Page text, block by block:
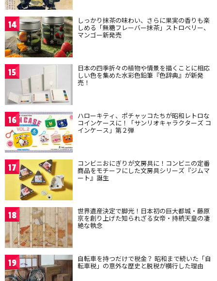
14 しっかり抹茶の味わい、さらに果実の香りも楽
しめる「無糖フレーバー抹茶」ストロベリー、
マンゴー新発売
15 日本の四季折々の植物や情景を描くことに相応
しい色を集めた水彩色鉛筆『色辞典』が新発
売！
16 ハローキティ、ポチャッコたちが昭和レトロな
コインケースに！「サンリオキャラクターズ コ
インケース」第２弾
17 コンビニおにぎりが文房具に！コンビニの定番
商品をモチーフにした文房具シリーズ『ジムマ
ート』誕生
18 世界遺産決定で脚光！日本初の巨大都城・藤原
京を創り上げた知られざる女帝・持統天皇の凄
絶な執念
19 自転車を持つだけで税金？ 昭和まで続いた「自
転車税」の意外な歴史と脱税が横行した理由